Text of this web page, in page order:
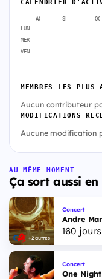
CALENDRIER
AOÛT SEPT.
LUN
MER
VEN
MEMBRES LES PLUS
Aucun contributeur
MODIFICATIONS
Aucune modification
AU MÊME MOMENT
Ça sort aussi en
+2 autres
Concert
Andre
160 jours
Concert
One